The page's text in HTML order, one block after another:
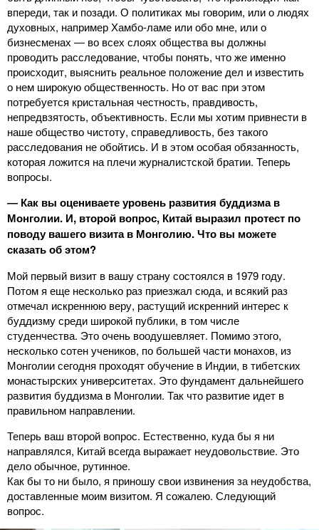
впереди, так и позади. О политиках мы говорим, или о людях
духовных, например Хамбо-ламе или обо мне, или о
бизнесменах ― во всех слоях общества вы должны
проводить расследование, чтобы понять, что же именно
происходит, выяснить реальное положение дел и известить
о нем широкую общественность. Но от вас при этом
потребуется кристальная честность, правдивость,
непредвзятость, объективность. Если мы хотим привнести в
наше общество чистоту, справедливость, без такого
расследования не обойтись. И в этом особая обязанность,
которая ложится на плечи журналистской братии. Теперь
вопросы.
― Как вы оцениваете уровень развития буддизма в
Монголии. И, второй вопрос, Китай выразил протест по
поводу вашего визита в Монголию. Что вы можете
сказать об этом?
Мой первый визит в вашу страну состоялся в 1979 году.
Потом я еще несколько раз приезжал сюда, и всякий раз
отмечал искреннюю веру, растущий искренний интерес к
буддизму среди широкой публики, в том числе
студенчества. Это очень воодушевляет. Помимо этого,
несколько сотен учеников, по большей части монахов, из
Монголии сегодня проходят обучение в Индии, в тибетских
монастырских университетах. Это фундамент дальнейшего
развития буддизма в Монголии. Так что развитие идет в
правильном направлении.
Теперь ваш второй вопрос. Естественно, куда бы я ни
направлялся, Китай всегда выражает неудовольствие. Это
дело обычное, рутинное.
Как бы то ни было, я приношу свои извинения за неудобства,
доставленные моим визитом. Я сожалею. Следующий
вопрос.